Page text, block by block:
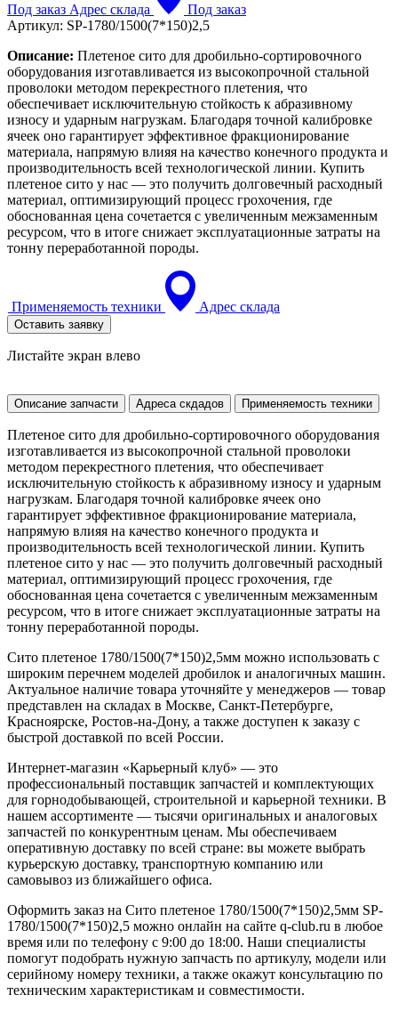
Под заказ Адрес склада
Под заказ
Артикул: SP-1780/1500(7*150)2,5
Описание: Плетеное сито для дробильно-сортировочного
оборудования изготавливается из высокопрочной стальной
проволоки методом перекрестного плетения, что
обеспечивает исключительную стойкость к абразивному
износу и ударным нагрузкам. Благодаря точной калибровке
ячеек оно гарантирует эффективное фракционирование
материала, напрямую влияя на качество конечного продукта и
производительность всей технологической линии. Купить
плетеное сито у нас — это получить долговечный расходный
материал, оптимизирующий процесс грохочения, где
обоснованная цена сочетается с увеличенным межзаменным
ресурсом, что в итоге снижает эксплуатационные затраты на
тонну переработанной породы.
Применяемость техники Адрес склада
Оставить заявку
Листайте экран влево
Описание запчасти Адреса скдадов Применяемость техники
Плетеное сито для дробильно-сортировочного оборудования
изготавливается из высокопрочной стальной проволоки
методом перекрестного плетения, что обеспечивает
исключительную стойкость к абразивному износу и ударным
нагрузкам. Благодаря точной калибровке ячеек оно
гарантирует эффективное фракционирование материала,
напрямую влияя на качество конечного продукта и
производительность всей технологической линии. Купить
плетеное сито у нас — это получить долговечный расходный
материал, оптимизирующий процесс грохочения, где
обоснованная цена сочетается с увеличенным межзаменным
ресурсом, что в итоге снижает эксплуатационные затраты на
тонну переработанной породы.
Сито плетеное 1780/1500(7*150)2,5мм можно использовать с
широким перечнем моделей дробилок и аналогичных машин.
Актуальное наличие товара уточняйте у менеджеров — товар
представлен на складах в Москве, Санкт-Петербурге,
Красноярске, Ростов-на-Дону, а также доступен к заказу с
быстрой доставкой по всей России.
Интернет-магазин «Карьерный клуб» — это
профессиональный поставщик запчастей и комплектующих
для горнодобывающей, строительной и карьерной техники. В
нашем ассортименте — тысячи оригинальных и аналоговых
запчастей по конкурентным ценам. Мы обеспечиваем
оперативную доставку по всей стране: вы можете выбрать
курьерскую доставку, транспортную компанию или
самовывоз из ближайшего офиса.
Оформить заказ на Сито плетеное 1780/1500(7*150)2,5мм SP-
1780/1500(7*150)2,5 можно онлайн на сайте q-club.ru в любое
время или по телефону с 9:00 до 18:00. Наши специалисты
помогут подобрать нужную запчасть по артикулу, модели или
серийному номеру техники, а также окажут консультацию по
техническим характеристикам и совместимости.